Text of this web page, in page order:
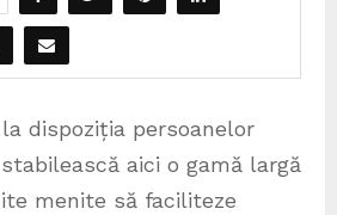
dispoziția persoanelor
aici o gamă largă
menite să faciliteze